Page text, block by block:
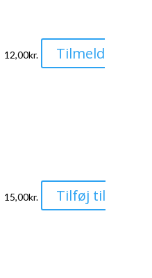
12,00kr. Tilmeld
15,00kr. Tilføj til